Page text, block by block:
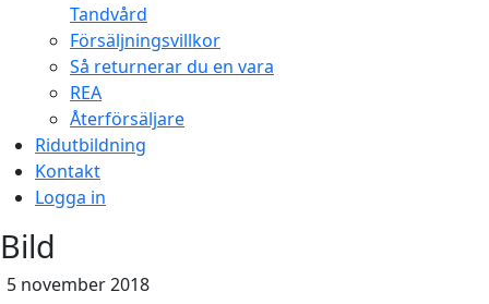
Tandvård
Försäljningsvillkor
Så returnerar du en vara
REA
Återförsäljare
Ridutbildning
Kontakt
Logga in
Bild
5 november 2018